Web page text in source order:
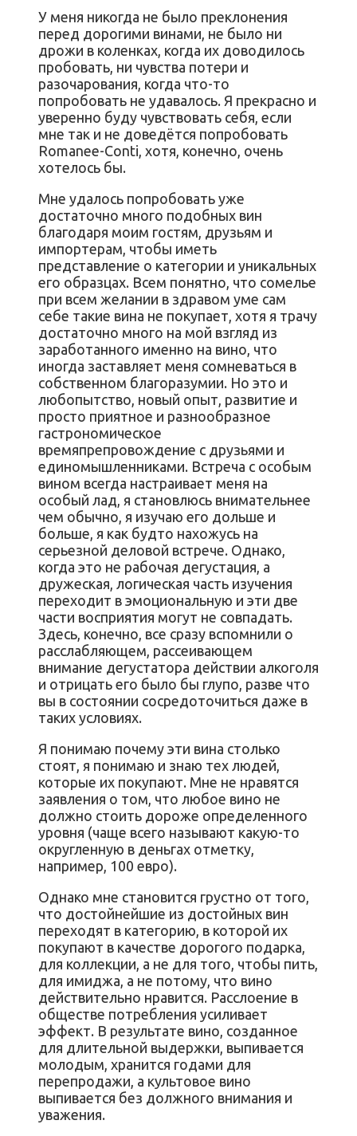
У меня никогда не было преклонения
перед дорогими винами, не было ни
дрожи в коленках, когда их доводилось
пробовать, ни чувства потери и
разочарования, когда что-то
попробовать не удавалось. Я прекрасно и
уверенно буду чувствовать себя, если
мне так и не доведётся попробовать
Romanee-Conti, хотя, конечно, очень
хотелось бы.
Мне удалось попробовать уже
достаточно много подобных вин
благодаря моим гостям, друзьям и
импортерам, чтобы иметь
представление о категории и уникальных
его образцах. Всем понятно, что сомелье
при всем желании в здравом уме сам
себе такие вина не покупает, хотя я трачу
достаточно много на мой взгляд из
заработанного именно на вино, что
иногда заставляет меня сомневаться в
собственном благоразумии. Но это и
любопытство, новый опыт, развитие и
просто приятное и разнообразное
гастрономическое
времяпрепровождение с друзьями и
единомышленниками. Встреча с особым
вином всегда настраивает меня на
особый лад, я становлюсь внимательнее
чем обычно, я изучаю его дольше и
больше, я как будто нахожусь на
серьезной деловой встрече. Однако,
когда это не рабочая дегустация, а
дружеская, логическая часть изучения
переходит в эмоциональную и эти две
части восприятия могут не совпадать.
Здесь, конечно, все сразу вспомнили о
расслабляющем, рассеивающем
внимание дегустатора действии алкоголя
и отрицать его было бы глупо, разве что
вы в состоянии сосредоточиться даже в
таких условиях.
Я понимаю почему эти вина столько
стоят, я понимаю и знаю тех людей,
которые их покупают. Мне не нравятся
заявления о том, что любое вино не
должно стоить дороже определенного
уровня (чаще всего называют какую-то
округленную в деньгах отметку,
например, 100 евро).
Однако мне становится грустно от того,
что достойнейшие из достойных вин
переходят в категорию, в которой их
покупают в качестве дорогого подарка,
для коллекции, а не для того, чтобы пить,
для имиджа, а не потому, что вино
действительно нравится. Расслоение в
обществе потребления усиливает
эффект. В результате вино, созданное
для длительной выдержки, выпивается
молодым, хранится годами для
перепродажи, а культовое вино
выпивается без должного внимания и
уважения.